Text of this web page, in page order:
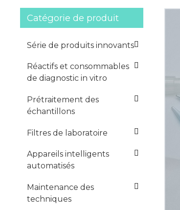
Catégorie de produit
Série de produits innovants
Réactifs et consommables
de diagnostic in vitro
Prétraitement des
échantillons
Filtres de laboratoire
Appareils intelligents
automatisés
Maintenance des
techniques